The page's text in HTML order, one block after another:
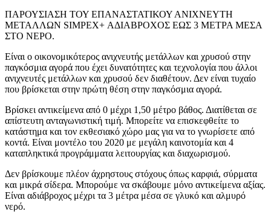
ΠΑΡΟΥΣΙΑΣΗ ΤΟΥ ΕΠΑΝΑΣΤΑΤΙΚΟΥ ΑΝΙΧΝΕΥΤΗ
ΜΕΤΑΛΛΩΝ SIMPEX+ ΑΔΙΑΒΡΟΧΟΣ ΕΩΣ 3 ΜΕΤΡΑ ΜΕΣΑ
ΣΤΟ ΝΕΡΟ.
Είναι ο οικονομικότερος ανιχνευτής μετάλλων και χρυσού στην
παγκόσμια αγορά που έχει δυνατότητες και τεχνολογία που άλλοι
ανιχνευτές μετάλλων και χρυσού δεν διαθέτουν. Δεν είναι τυχαίο
που βρίσκεται στην πρώτη θέση στην παγκόσμια αγορά.
Βρίσκει αντικείμενα από 0 μέχρι 1,50 μέτρο βάθος. Διατίθεται σε
απίστευτη ανταγωνιστική τιμή. Μπορείτε να επισκεφθείτε το
κατάστημα και τον εκθεσιακό χώρο μας για να το γνωρίσετε από
κοντά. Είναι μοντέλο του 2020 με μεγάλη καινοτομία και 4
καταπληκτικά προγράμματα λειτουργίας και διαχωρισμού.
Δεν βρίσκουμε πλέον άχρηστους στόχους όπως καρφιά, σύρματα
και μικρά σίδερα. Μπορούμε να σκάβουμε μόνο αντικείμενα αξίας.
Είναι αδιάβροχος μέχρι τα 3 μέτρα μέσα σε γλυκό και αλμυρό
νερό.